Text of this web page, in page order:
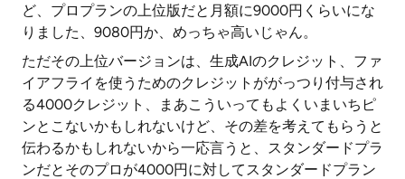
ど、プロプランの上位版だと月額に9000円くらいにな
りました、9080円か、めっちゃ高いじゃん。
ただその上位バージョンは、生成AIのクレジット、ファ
イアフライを使うためのクレジットががっつり付与され
る4000クレジット、まあこういってもよくいまいちピ
ンとこないかもしれないけど、その差を考えてもらうと
伝わるかもしれないから一応言うと、スタンダードプラ
ンだとそのプロが4000円に対してスタンダードプラン